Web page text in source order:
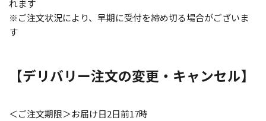
れます
※ご注文状況により、早期に受付を締め切る場合がございま
す
【デリバリー注文の変更・キャンセル】
＜ご注文期限＞お届け日2日前17時